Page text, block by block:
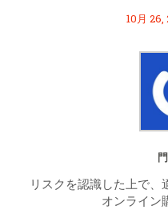
10月 26,
リスクを認識した上で、
オンライン